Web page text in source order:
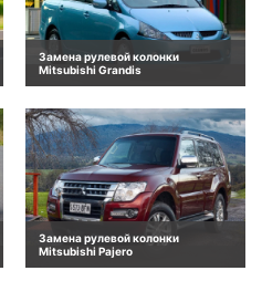
Замена рулевой колонки
Mitsubishi Grandis
Замена рулевой колонки
Mitsubishi Pajero